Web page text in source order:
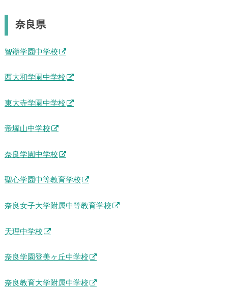
奈良県
智辯学園中学校
西大和学園中学校
東大寺学園中学校
帝塚山中学校
奈良学園中学校
聖心学園中等教育学校
奈良女子大学附属中等教育学校
天理中学校
奈良学園登美ヶ丘中学校
奈良教育大学附属中学校